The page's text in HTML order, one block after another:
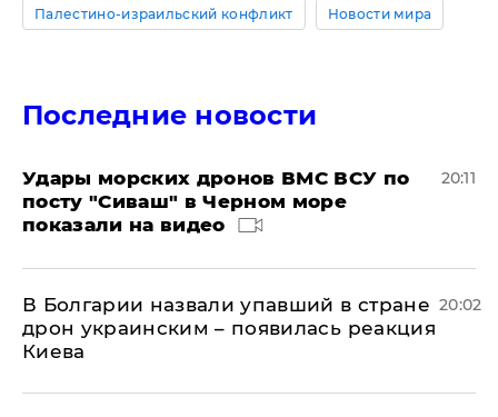
Палестино-израильский конфликт Новости мира
Последние новости
Удары морских дронов ВМС ВСУ по
посту "Сиваш" в Черном море
показали на видео
20:11
В Болгарии назвали упавший в стране
дрон украинским – появилась реакция
Киева
20:02